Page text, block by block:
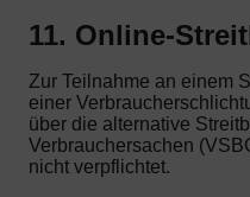
11. Online-
Zur Teilnahme an einem
einer
über die alternative
Verbrauchersachen
nicht verpflichtet.